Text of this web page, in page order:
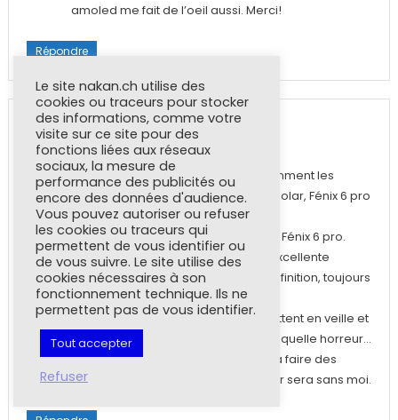
amoled me fait de l’oeil aussi. Merci!
Répondre
TB
3 mars 2023 à 9 h 42 min
Bonjour, j’ai plusieurs montres notamment les
Samsung Gear S3, Fénix 7X saphire solar, Fénix 6 pro
..
et mon écran préféré est celui de la Fénix 6 pro.
Très bon contraste sans être trop, excellente
visibilité, faible reflets, très bonne définition, toujours
allumé, faible consommation.
J’e n’aime pas les écrans qui se mettent en veille et
s’allument dès qu’on bouge le bras, quelle horreur…
J’espère que Garmin vat continuer à faire des
verres Corning Gorilla sinon leur futur sera sans moi.
Le site nakan.ch utilise des
cookies ou traceurs pour stocker
des informations, comme votre
visite sur ce site pour des
fonctions liées aux réseaux
sociaux, la mesure de
performance des publicités ou
encore des données d'audience.
Vous pouvez autoriser ou refuser
les cookies ou traceurs qui
permettent de vous identifier ou
de vous suivre. Le site utilise des
cookies nécessaires à son
fonctionnement technique. Ils ne
permettent pas de vous identifier.
Tout accepter
Refuser